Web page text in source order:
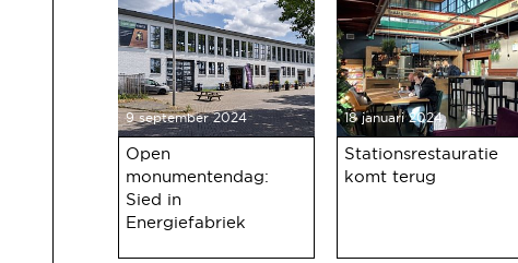
9 september 2024
Open
monumentendag:
Sied in
Energiefabriek
18 januari 2024
Stationsrestauratie
komt terug